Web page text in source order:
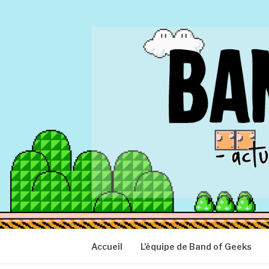
BAND OF
Actu Geek d'hier et d'aujourd'hui
Accueil L’équipe de Band of Geeks